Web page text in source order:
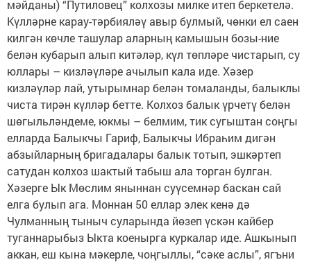
мәйданы) “Путиловец” колхозы милке итеп беркетелә.
Күлләрне карау-тәрбияләү авыр булмый, чөнки ел саен
килгән көчле ташулар аларның камышын бозы-ние
белән кубарып алып китәләр, күл төпләре чистарып, су
юллары – кизләүләре ачылып кала иде. Хәзер
кизләүләр лай, утырымнар белән томаланды, балыклы
чиста тирән күлләр бетте. Колхоз балык үрчетү белән
шөгыльләндеме, юкмы – белмим, тик сугыштан соңгы
елларда Балыкчы Гариф, Балыкчы Ибраһим дигән
абзыйларның бригадалары балык тотып, эшкәртеп
сатудан колхоз шактый табыш ала торган булган.
Хәзерге Ык Мөслим яныннан суүсемнәр баскан сай
елга булып ага. Моннан 50 еллар элек кенә дә
Чулманның тыныч суларында йөзеп үскән кайбер
туганнарыбыз Ыкта коенырга куркалар иде. Ашкынып
аккан, еш кына мәкерле, чоңгыллы, “сәке аслы”, ягъни